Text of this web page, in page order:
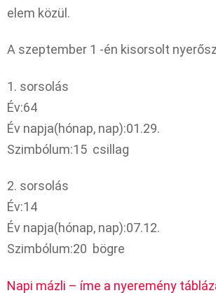
elem közül.
A szeptember 1 -én kisorsolt
1. sorsolás
Év:64
Év napja(hónap, nap):01.29.
Szimbólum:15 csillag
2. sorsolás
Év:14
Év napja(hónap, nap):07.12.
Szimbólum:20 bögre
Napi mázli – íme a nyeremény